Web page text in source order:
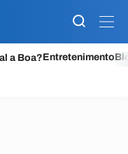
a Boa?Entretenimento